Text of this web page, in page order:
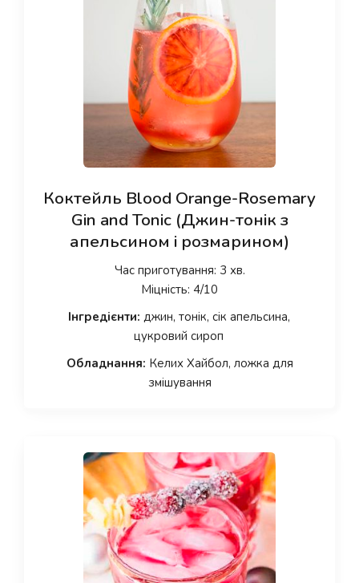
Коктейль Blood Orange-Rosemary
Gin and Tonic (Джин-тонік з
апельсином і розмарином)
Час приготування: 3 хв.
Міцність: 4/10
Інгредієнти: джин, тонік, сік апельсина,
цукровий сироп
Обладнання: Келих Хайбол, ложка для
змішування